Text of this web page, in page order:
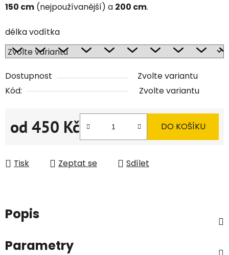
150 cm (nejpoužívanější) a 200 cm.
délka vodítka
Dostupnost
Zvolte variantu
Kód:
Zvolte variantu
od 450 Kč DO KOŠÍKU
Tisk Zeptat se Sdílet
Popis
Parametry